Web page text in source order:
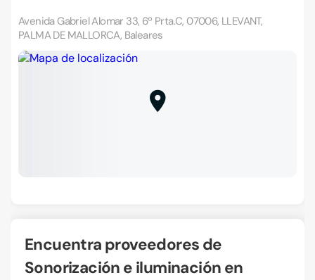
Avenida Gabriel Alomar 33, 6º Prta.C, 07006, LLEVANT,
PALMA DE MALLORCA, Baleares
Encuentra proveedores de
Sonorización e iluminación en